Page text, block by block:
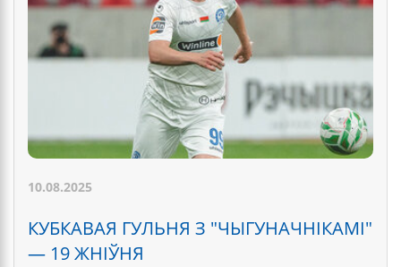
10.08.2025
КУБКАВАЯ ГУЛЬНЯ З "ЧЫГУНАЧНІКАМІ"
— 19 ЖНІЎНЯ